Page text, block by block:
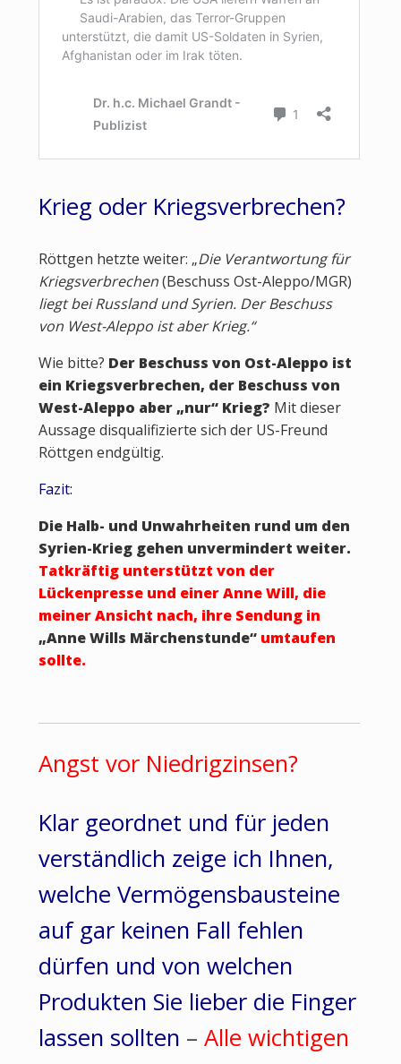
Krieg oder Kriegsverbrechen?
Röttgen hetzte weiter: „Die Verantwortung für
Kriegsverbrechen(Beschuss Ost-Aleppo/MGR)
liegt bei Russland und Syrien. Der Beschuss
von West-Aleppo ist aber Krieg.“
Wie bitte? Der Beschuss von Ost-Aleppo ist
ein Kriegsverbrechen, der Beschuss von
West-Aleppo aber „nur“ Krieg? Mit dieser
Aussage disqualifizierte sich der US-Freund
Röttgen endgültig.
Fazit:
Die Halb- und Unwahrheiten rund um den
Syrien-Krieg gehen unvermindert weiter.
Tatkräftig unterstützt von der
Lückenpresse und einer Anne Will, die
meiner Ansicht nach, ihre Sendung in
„Anne Wills Märchenstunde“umtaufen
sollte.
Angst vor Niedrigzinsen?
Klar geordnet und für jeden
verständlich zeige ich Ihnen,
welche Vermögensbausteine
auf gar keinen Fall fehlen
dürfen und von welchen
Produkten Sie lieber die Finger
lassen sollten – Alle wichtigen